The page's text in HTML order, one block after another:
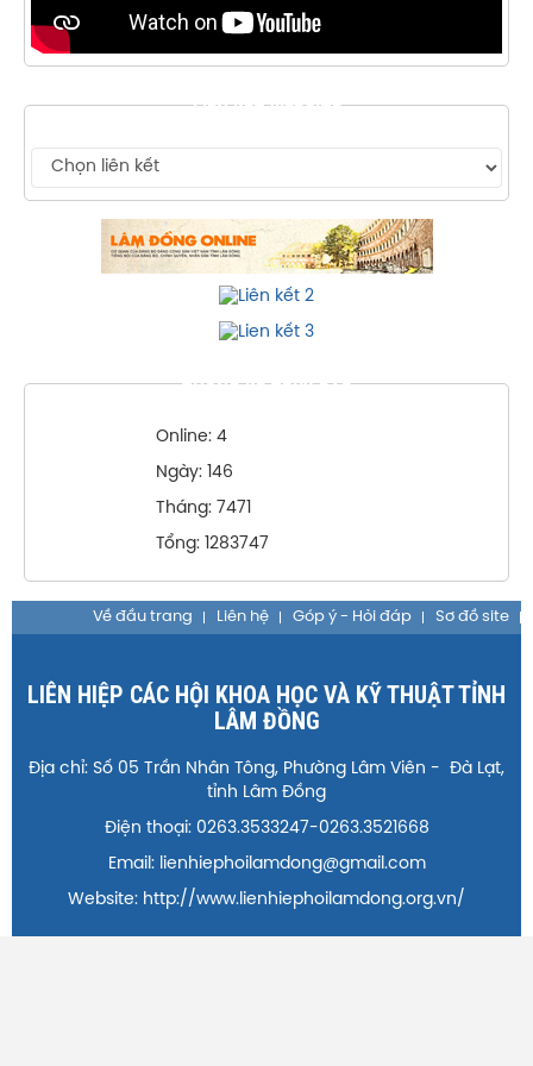
LIÊN KẾT WEBSITE
THỐNG KÊ TRUY CẬP
Online: 4
Ngày: 146
Tháng: 7471
Tổng: 1283747
Về đầu trang Liên hệ Góp ý - Hỏi đáp Sơ đồ site
LIÊN HIỆP CÁC HỘI KHOA HỌC VÀ KỸ THUẬT TỈNH
LÂM ĐỒNG
Địa chỉ: Số 05 Trần Nhân Tông, Phường Lâm Viên - Đà Lạt,
tỉnh Lâm Đồng
Điện thoại: 0263.3533247-0263.3521668
Email: lienhiephoilamdong@gmail.com
Website: http://www.lienhiephoilamdong.org.vn/